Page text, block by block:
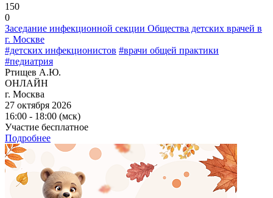
150
0
Заседание инфекционной секции Общества детских врачей в
г. Москве
#детских инфекционистов #врачи общей практики
#педиатрия
Ртищев А.Ю.
ОНЛАЙН
г. Москва
27 октября 2026
16:00 - 18:00 (мск)
Участие бесплатное
Подробнее